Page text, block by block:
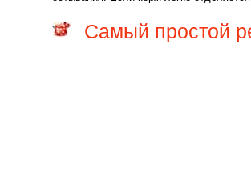
Самый простой